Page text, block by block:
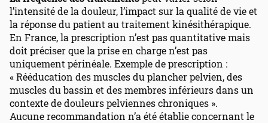
l’intensité de la douleur, l’impact sur la qualité de vie et
la réponse du patient au traitement kinésithérapique.
En France, la prescription n’est pas quantitative mais
doit préciser que la prise en charge n’est pas
uniquement périnéale. Exemple de prescription :
« Rééducation des muscles du plancher pelvien, des
muscles du bassin et des membres inférieurs dans un
contexte de douleurs pelviennes chroniques ».
Aucune recommandation n’a été établie concernant le